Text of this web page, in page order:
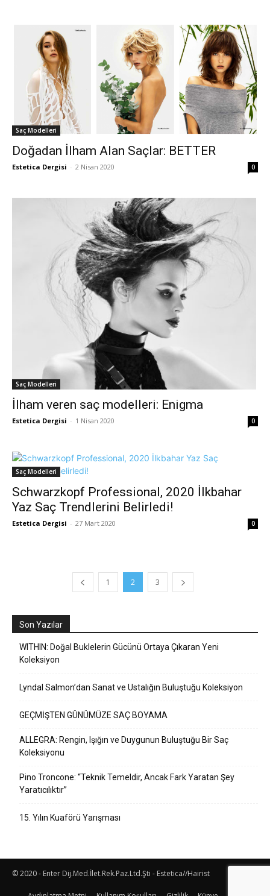
Saç Modelleri
Doğadan İlham Alan Saçlar: BETTER
Estetica Dergisi - 2 Nisan 2020 0
Saç Modelleri
İlham veren saç modelleri: Enigma
Estetica Dergisi - 1 Nisan 2020 0
Saç Modelleri
Schwarzkopf Professional, 2020 İlkbahar
Yaz Saç Trendlerini Belirledi!
Estetica Dergisi - 27 Mart 2020 0
1 2 3
Son Yazılar
WITHIN: Doğal Buklelerin Gücünü Ortaya Çıkaran Yeni
Koleksiyon
Lyndal Salmon’dan Sanat ve Ustalığın Buluştuğu Koleksiyon
GEÇMİŞTEN GÜNÜMÜZE SAÇ BOYAMA
ALLEGRA: Rengin, Işığın ve Duygunun Buluştuğu Bir Saç
Koleksiyonu
Pino Troncone: “Teknik Temeldir, Ancak Fark Yaratan Şey
Yaratıcılıktır”
15. Yılın Kuaförü Yarışması
© 2020 - Enter Dij.Med.İlet.Rek.Paz.Ltd.Şti - Estetica//Hairist